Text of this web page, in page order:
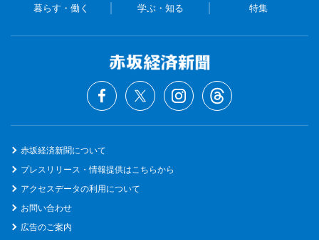
暮らす・働く 学ぶ・知る 特集
赤坂経済新聞について
プレスリリース・情報提供はこちらから
アクセスデータの利用について
お問い合わせ
広告のご案内